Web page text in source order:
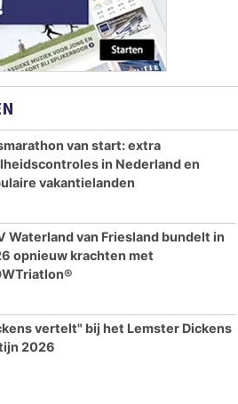
van start: extra
in Nederland en
vakantielanden
Waterland van Friesland bundelt in
opnieuw krachten met
vertelt" bij het Lemster Dickens
2026